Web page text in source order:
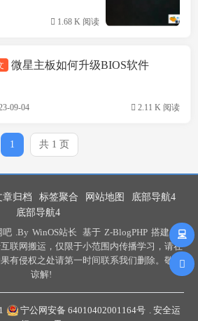
1.68 K 阅读
方案
微星主板如何升级BIOS软件
09-04 2.11 K 阅读
1 共 1 页
章归档 标签聚合 网站地图
底部导航4
底部导航4
吧 .By WinOS站长 基于 Z-BlogPHP 搭建 .
联网搬运，仅限于小范围内传播学习，请在
有侵权之处请第一时间联系我们删除。敬请
谅解!
宁公网安备 64010402001164号 . 安全运